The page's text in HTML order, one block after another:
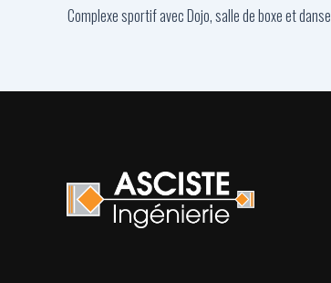
Complexe sportif avec Dojo, salle de boxe et danse